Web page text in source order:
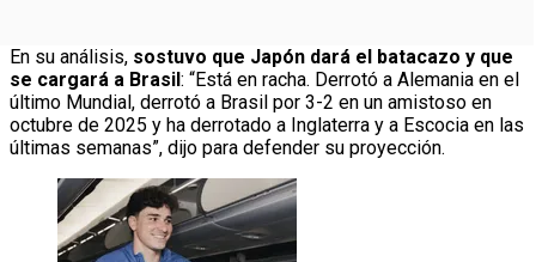
En su análisis, sostuvo que Japón dará el batacazo y que
se cargará a Brasil : “Está en racha. Derrotó a Alemania en el
último Mundial, derrotó a Brasil por 3-2 en un amistoso en
octubre de 2025 y ha derrotado a Inglaterra y a Escocia en las
últimas semanas”, dijo para defender su proyección.